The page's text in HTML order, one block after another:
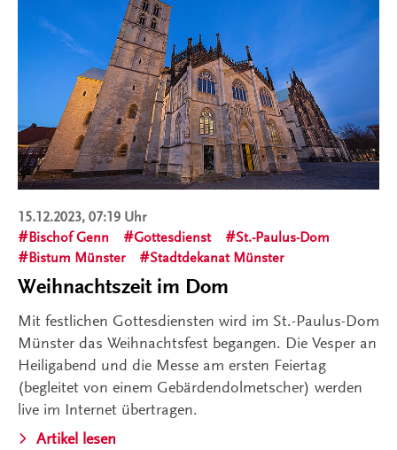
15.12.2023, 07:19 Uhr
Bischof Genn
Gottesdienst
St.-Paulus-Dom
Bistum Münster
Stadtdekanat Münster
Weihnachtszeit im Dom
Mit festlichen Gottesdiensten wird im St.-Paulus-Dom
Münster das Weihnachtsfest begangen. Die Vesper an
Heiligabend und die Messe am ersten Feiertag
(begleitet von einem Gebärdendolmetscher) werden
live im Internet übertragen.
Artikel lesen